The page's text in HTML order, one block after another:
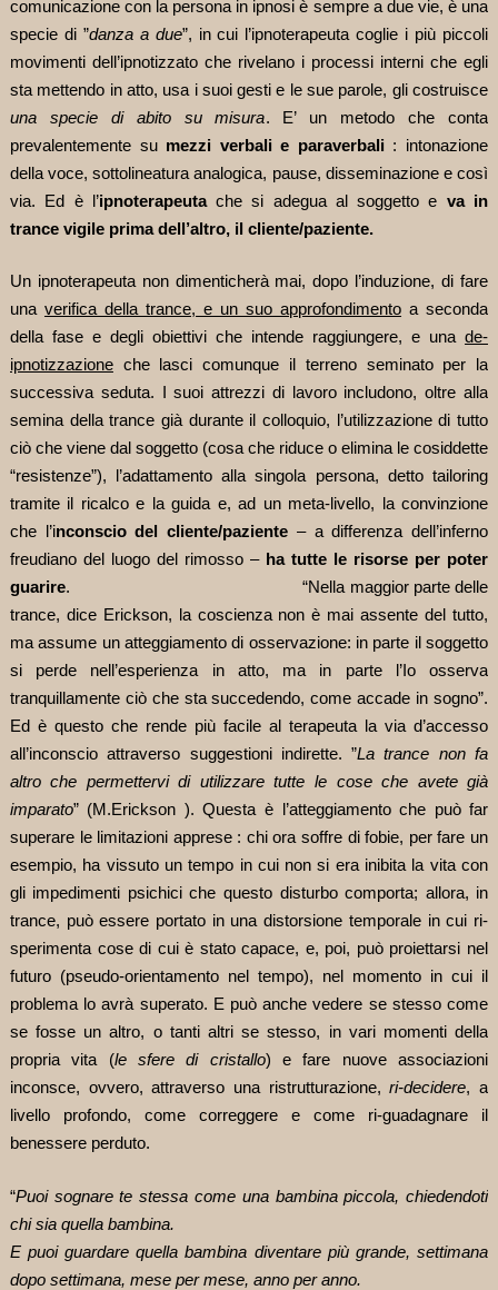
comunicazione con la persona in ipnosi è sempre a due vie, è una
specie di ”danza a due”, in cui l’ipnoterapeuta coglie i più piccoli
movimenti dell’ipnotizzato che rivelano i processi interni che egli
sta mettendo in atto, usa i suoi gesti e le sue parole, gli costruisce
una specie di abito su misura. E’ un metodo che conta
prevalentemente su mezzi verbali e paraverbali: intonazione
della voce, sottolineatura analogica, pause, disseminazione e così
via. Ed è l’ipnoterapeutache si adegua al soggetto e va in
trance vigile prima dell’altro, il cliente/paziente.
Un ipnoterapeuta non dimenticherà mai, dopo l’induzione, di fare
una verifica della trance, e un suo approfondimento a seconda
della fase e degli obiettivi che intende raggiungere, e unade-
ipnotizzazioneche lasci comunque il terreno seminato per la
successiva seduta. I suoi attrezzi di lavoro includono, oltre alla
semina della trance già durante il colloquio, l’utilizzazione di tutto
ciò che viene dal soggetto (cosa che riduce o elimina le cosiddette
“resistenze”), l’adattamento alla singola persona, detto tailoring
tramite il ricalco e la guida e, ad un meta-livello, la convinzione
che l’inconscio del cliente/paziente – a differenza dell’inferno
freudiano del luogo del rimosso – ha tutte le risorse per poter
guarire. “Nella maggior parte delle
trance, dice Erickson, la coscienza non è mai assente del tutto,
ma assume un atteggiamento di osservazione: in parte il soggetto
si perde nell’esperienza in atto, ma in parte l’Io osserva
tranquillamente ciò che sta succedendo, come accade in sogno”.
Ed è questo che rende più facile al terapeuta la via d’accesso
all’inconscio attraverso suggestioni indirette. ”La trance non fa
altro che permettervi di utilizzare tutte le cose che avete già
imparato” (M.Erickson ). Questa è l’atteggiamento che può far
superare le limitazioni apprese : chi ora soffre di fobie, per fare un
esempio, ha vissuto un tempo in cui non si era inibita la vita con
gli impedimenti psichici che questo disturbo comporta; allora, in
trance, può essere portato in una distorsione temporale in cui ri-
sperimenta cose di cui è stato capace, e, poi, può proiettarsi nel
futuro (pseudo-orientamento nel tempo), nel momento in cui il
problema lo avrà superato. E può anche vedere se stesso come
se fosse un altro, o tanti altri se stesso, in vari momenti della
propria vita (le sfere di cristallo) e fare nuove associazioni
inconsce, ovvero, attraverso una ristrutturazione,ri-decidere, a
livello profondo, come correggere e come ri-guadagnare il
benessere perduto.
“Puoi sognare te stessa come una bambina piccola, chiedendoti
chi sia quella bambina.
E puoi guardare quella bambina diventare più grande, settimana
dopo settimana, mese per mese, anno per anno.